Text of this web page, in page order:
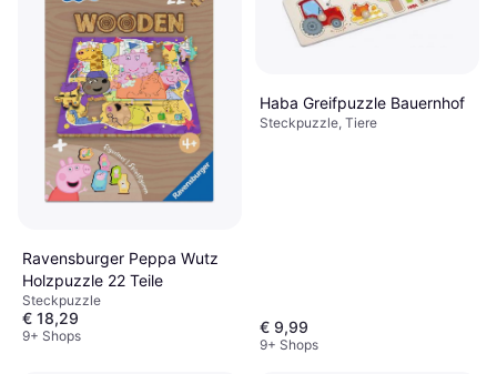
Ravensburger Peppa Wutz
Holzpuzzle 22 Teile
Steckpuzzle
€ 18,29
9+ Shops
Haba Greifpuzzle Bauernhof
Steckpuzzle, Tiere
€ 9,99
9+ Shops